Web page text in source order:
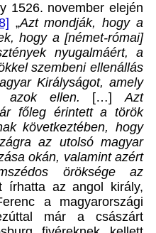
november elején
„Azt mondják, hogy a
hogy a [német-római]
nyugalmáért, a
szembeni ellenállás
Királyságot, amely
azok ellen. […]Azt
főleg érintett a török
következtében, hogy
az utolsó magyar
okán, valamint azért
öröksége az
írhatta az angol király,
a magyarországi
már a császárt